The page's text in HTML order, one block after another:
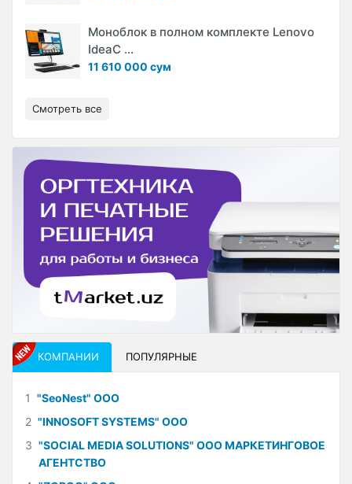
Моноблок в полном комплекте Lenovo
IdeaC ...
11 610 000 сум
Смотреть все
КОМПАНИИ ПОПУЛЯРНЫЕ
1 "SeoNest" ООО
2 "INNOSOFT SYSTEMS" ООО
3 "SOCIAL MEDIA SOLUTIONS" ООО МАРКЕТИНГОВОЕ
АГЕНТСТВО